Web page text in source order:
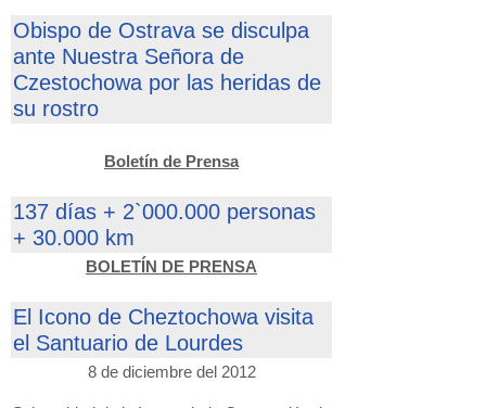
Obispo de Ostrava se disculpa
ante Nuestra Señora de
Czestochowa por las heridas de
su rostro
Boletín de Prensa
137 días + 2`000.000 personas
+ 30.000 km
BOLETÍN DE PRENSA
El Icono de Cheztochowa visita
el Santuario de Lourdes
8 de diciembre del 2012